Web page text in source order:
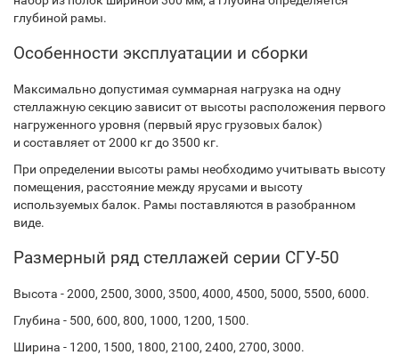
глубиной рамы.
Особенности эксплуатации и сборки
Максимально допустимая суммарная нагрузка на одну
стеллажную секцию зависит от высоты расположения первого
нагруженного уровня (первый ярус грузовых балок)
и составляет от 2000 кг до 3500 кг.
При определении высоты рамы необходимо учитывать высоту
помещения, расстояние между ярусами и высоту
используемых балок. Рамы поставляются в разобранном
виде.
Размерный ряд стеллажей серии СГУ-50
Высота - 2000, 2500, 3000, 3500, 4000, 4500, 5000, 5500, 6000.
Глубина - 500, 600, 800, 1000, 1200, 1500.
Ширина - 1200, 1500, 1800, 2100, 2400, 2700, 3000.